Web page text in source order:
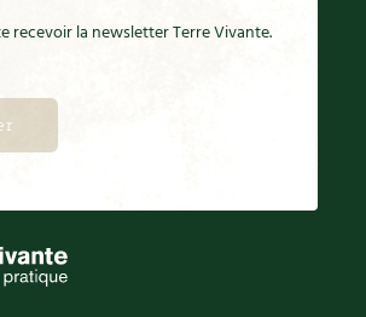
recevoir la newsletter Terre Vivante.